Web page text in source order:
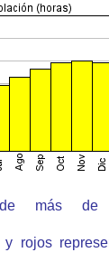
más de
y rojos